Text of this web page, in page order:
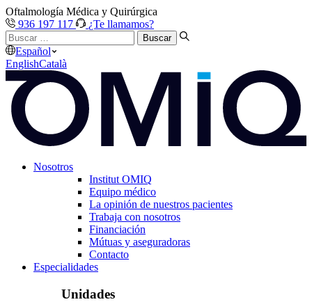
Oftalmología Médica y Quirúrgica
936 197 117
¿Te llamamos?
Buscar
…Español
EnglishCatalà
Nosotros
Institut OMIQ
Equipo médico
La opinión de nuestros pacientes
Trabaja con nosotros
Financiación
Mútuas y aseguradoras
Contacto
Especialidades
Unidades